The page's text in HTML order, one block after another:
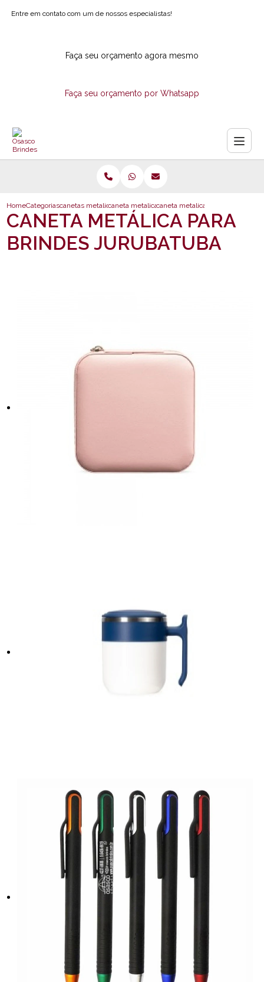
Entre em contato com um de nossos especialistas!
Faça seu orçamento agora mesmo
Faça seu orçamento por Whatsapp
HomeCategoriascanetas metalicascaneta metalica personalizada
caneta metalica para brindes
CANETA METÁLICA PARA
BRINDES JURUBATUBA